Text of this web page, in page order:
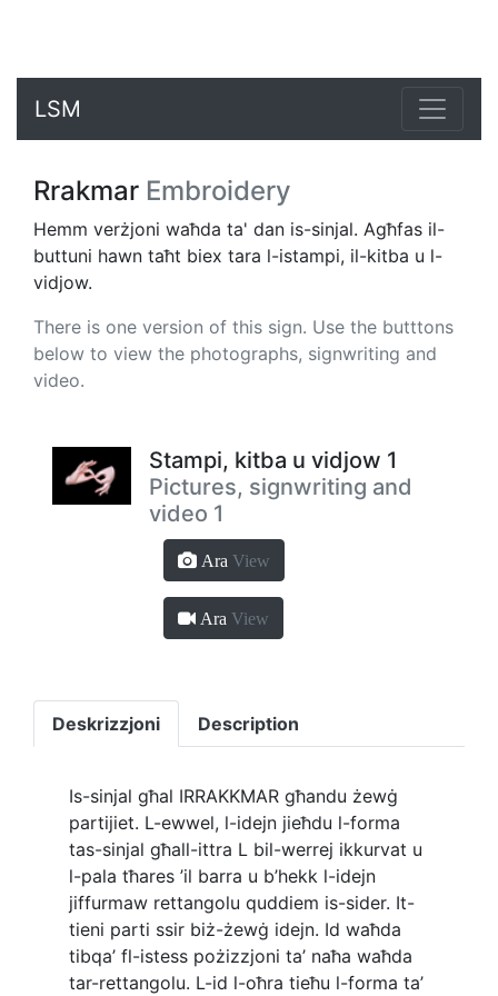
LSM
Rrakmar Embroidery
Hemm verżjoni waħda ta' dan is-sinjal. Agħfas il-
buttuni hawn taħt biex tara l-istampi, il-kitba u l-
vidjow.
There is one version of this sign. Use the butttons
below to view the photographs, signwriting and
video.
Stampi, kitba u vidjow 1
Pictures, signwriting and
video 1
Ara View
Ara View
Deskrizzjoni Description
Is-sinjal għal IRRAKKMAR għandu żewġ
partijiet. L-ewwel, l-idejn jieħdu l-forma
tas-sinjal għall-ittra L bil-werrej ikkurvat u
l-pala tħares ’il barra u b’hekk l-idejn
jiffurmaw rettangolu quddiem is-sider. It-
tieni parti ssir biż-żewġ idejn. Id waħda
tibqa’ fl-istess pożizzjoni ta’ naħa waħda
tar-rettangolu. L-id l-oħra tieħu l-forma ta’